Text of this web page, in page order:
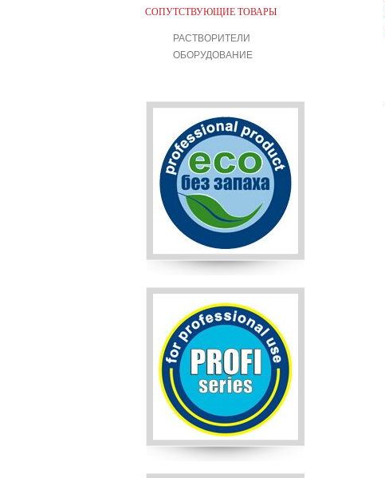
СОПУТСТВУЮЩИЕ ТОВАРЫ
РАСТВОРИТЕЛИ
ОБОРУДОВАНИЕ